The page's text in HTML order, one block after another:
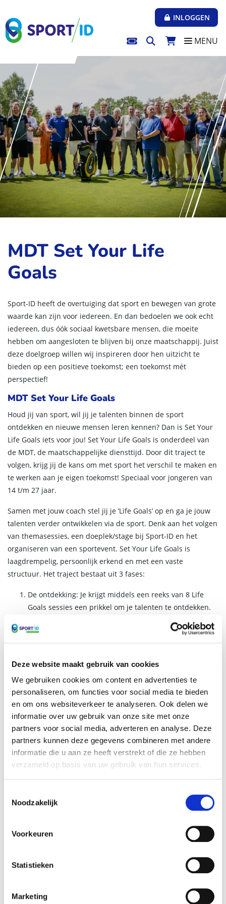
Deze website maakt gebruik van cookies
We gebruiken cookies om content en advertenties te
personaliseren, om functies voor social media te bieden
en om ons websiteverkeer te analyseren. Ook delen we
informatie over uw gebruik van onze site met onze
partners voor social media, adverteren en analyse. Deze
partners kunnen deze gegevens combineren met andere
informatie die u aan ze heeft verstrekt of die ze hebben
verzameld op basis van uw gebruik van hun services.
Noodzakelijk
Voorkeuren
Statistieken
Marketing
INLOGGEN
MENU
MDT Set Your Life
Goals
Sport-ID heeft de overtuiging dat sport en bewegen van grote
waarde kan zijn voor iedereen. En dan bedoelen we ook echt
iedereen, dus óók sociaal kwetsbare mensen, die moeite
hebben om aangesloten te blijven bij onze maatschappij. Juist
deze doelgroep willen wij inspireren door hen uitzicht te
bieden op een positieve toekomst; een toekomst mét
perspectief!
MDT Set Your Life Goals
Houd jij van sport, wil jij je talenten binnen de sport
ontdekken en nieuwe mensen leren kennen? Dan is Set Your
Life Goals iets voor jou! Set Your Life Goals is onderdeel van
de MDT, de maatschappelijke diensttijd. Door dit traject te
volgen, krijg jij de kans om met sport het verschil te maken en
te werken aan je eigen toekomst! Speciaal voor jongeren van
14 t/m 27 jaar.
Samen met jouw coach stel jij je ‘Life Goals’ op en ga je jouw
talenten verder ontwikkelen via de sport. Denk aan het volgen
van themasessies, een doeplek/stage bij Sport-ID en het
organiseren van een sportevent. Set Your Life Goals is
laagdrempelig, persoonlijk erkend en met een vaste
structuur. Het traject bestaat uit 3 fases:
De ontdekking: Je krijgt middels een reeks van 8 Life
Goals sessies een prikkel om je talenten te ontdekken.
Daarbij betrekken wij inspirerende rolmodellen zoals
(ex)topsporters. Zo leer je wat je talenten zijn en waar je
interesses liggen. Je stelt doelen op in je eigen ‘Life
De doe-plek: Met dit plan op zak word je ‘gematched’
aan een doe-plek uit het netwerk van Sport ID. Twee tot
4 uur per week gedurende 6 tot 8 weken ervaar je hoe
je eigen talenten en krachten in te zetten voor een
ander.
Het sportevent: Je sluit het traject feestelijk af met het
organiseren van een sportevent voor een vooraf
gekozen doelgroep. Samen vorm je met de groep een
projectteam waarbinnen je werkt aan je eigen
2026
Graafschap
Kennedylaan